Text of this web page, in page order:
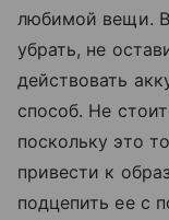
любимой вещи.
убрать, не
действовать
способ. Не
поскольку это
привести к
подцепить ее с